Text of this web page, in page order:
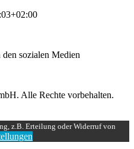
sozialen Medien
Alle Rechte vorbehalten.
z.B. Erteilung oder Widerruf von